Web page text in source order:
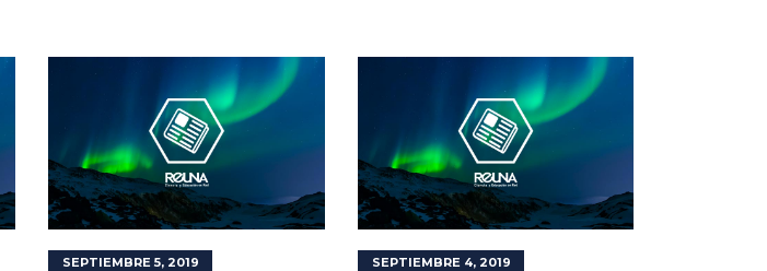
SEPTIEMBRE 5, 2019 SEPTIEMBRE 4, 2019